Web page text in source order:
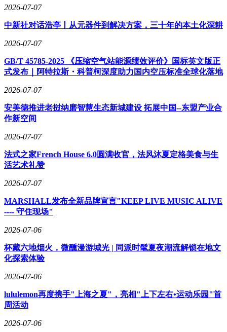
2026-07-07
中新社对话浩亭丨从元器件到解决方案，三十年的本土化深耕
2026-07-07
GB/T 45785-2025 《压缩空气站能源绩效评价》国标英文版正
式发布｜阿特拉斯・科普柯深度助力国内空压标准全球化落地
2026-07-07
安美德推进老挝纳磨智慧生态新城建设 拓展中国--东盟产业合
作新空间
2026-07-07
法式之家French House 6.0圆满收官，法风沐夏定格美食与生
活艺术礼赞
2026-07-07
MARSHALL发布全新品牌宣言"KEEP LIVE MUSIC ALIVE
---- 守住现场"
2026-07-06
杯藏六地烟火，微醺漫游城光 | 同派时髦夏夜潮流解锁在地文
化探索体验
2026-07-06
lululemon再度携手"上海之夏"，亮相"上下左右•运动乐园"首
周活动
2026-07-06